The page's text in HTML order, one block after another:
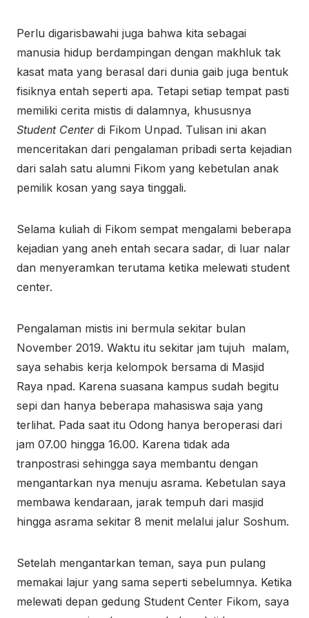
Perlu digarisbawahi juga bahwa kita sebagai
manusia hidup berdampingan dengan makhluk tak
kasat mata yang berasal dari dunia gaib juga bentuk
fisiknya entah seperti apa. Tetapi setiap tempat pasti
memiliki cerita mistis di dalamnya, khususnya
Student Centerdi Fikom Unpad. Tulisan ini akan
menceritakan dari pengalaman pribadi serta kejadian
dari salah satu alumni Fikom yang kebetulan anak
pemilik kosan yang saya tinggali.
Selama kuliah di Fikom sempat mengalami beberapa
kejadian yang aneh entah secara sadar, di luar nalar
dan menyeramkan terutama ketika melewati student
center.
Pengalaman mistis ini bermula sekitar bulan
November 2019. Waktu itu sekitar jam tujuh malam,
saya sehabis kerja kelompok bersama di Masjid
Raya npad. Karena suasana kampus sudah begitu
sepi dan hanya beberapa mahasiswa saja yang
terlihat. Pada saat itu Odong hanya beroperasi dari
jam 07.00 hingga 16.00. Karena tidak ada
tranpostrasi sehingga saya membantu dengan
mengantarkan nya menuju asrama. Kebetulan saya
membawa kendaraan, jarak tempuh dari masjid
hingga asrama sekitar 8 menit melalui jalur Soshum.
Setelah mengantarkan teman, saya pun pulang
memakai lajur yang sama seperti sebelumnya. Ketika
melewati depan gedung Student Center Fikom, saya